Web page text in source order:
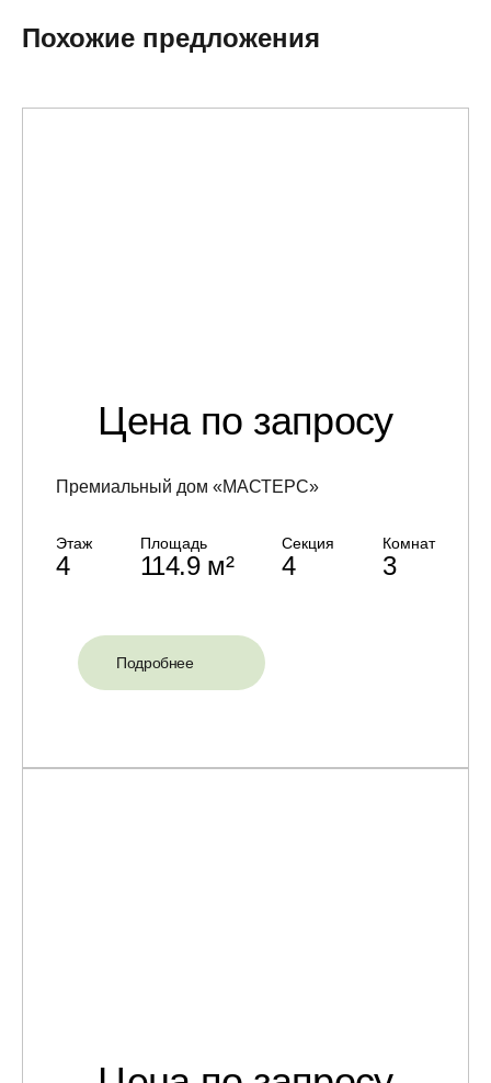
Похожие предложения
Цена по запросу
Премиальный дом «МАСТЕРС»
Этаж
4
Площадь
114.9 м²
Секция
4
Комнат
3
Подробнее